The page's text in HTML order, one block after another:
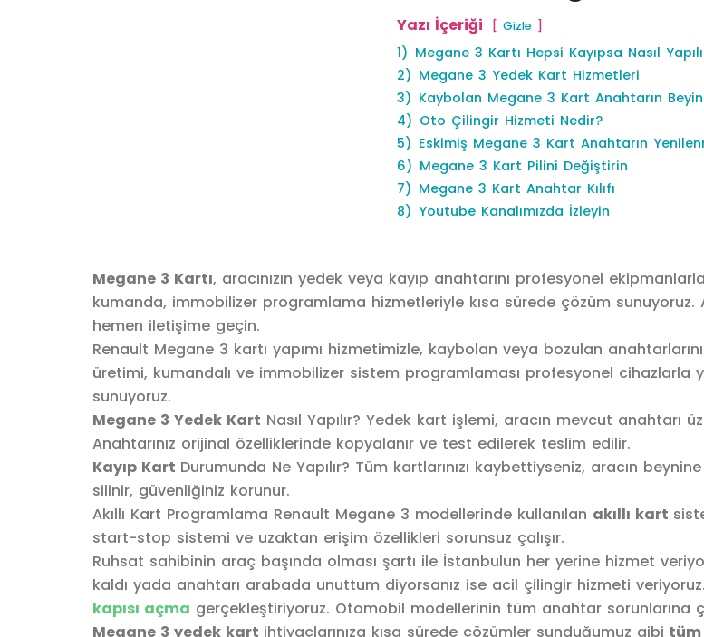
Yazı İçeriği Gizle
1) Megane 3 Kartı Hepsi Kayıpsa Nasıl
2) Megane 3 Yedek Kart Hizmetleri
3) Kaybolan Megane 3 Kart Anahtarın
4) Oto Çilingir Hizmeti Nedir?
5) Eskimiş Megane 3 Kart Anahtarın
6) Megane 3 Kart Pilini Değiştirin
7) Megane 3 Kart Anahtar Kılıfı
8) Youtube Kanalımızda İzleyin
Megane 3 Kartı, aracınızın yedek veya kayıp anahtarını profesyonel
kumanda, immobilizer programlama hizmetleriyle kısa sürede çözüm sunuyoruz.
hemen iletişime geçin.
Renault Megane 3 kartı yapımı hizmetimizle, kaybolan veya bozulan
üretimi, kumandalı ve immobilizer sistem programlaması profesyonel cihazlarla
sunuyoruz.
Megane 3 Yedek Kart Nasıl Yapılır? Yedek kart işlemi, aracın mevcut anahtarı
Anahtarınız orijinal özelliklerinde kopyalanır ve test edilerek teslim edilir.
Kayıp Kart Durumunda Ne Yapılır? Tüm kartlarınızı kaybettiyseniz, aracın
silinir, güvenliğiniz korunur.
Akıllı Kart Programlama Renault Megane 3 modellerinde kullanılan akıllı kart
start-stop sistemi ve uzaktan erişim özellikleri sorunsuz çalışır.
Ruhsat sahibinin araç başında olması şartı ile İstanbulun her yerine hizmet
kaldı yada anahtarı arabada unuttum diyorsanız ise acil çilingir hizmeti
kapısı açma gerçekleştiriyoruz. Otomobil modellerinin tüm anahtar sorunlarına
Megane 3 yedek kart ihtiyaçlarınıza kısa sürede çözümler sunduğumuz gibi